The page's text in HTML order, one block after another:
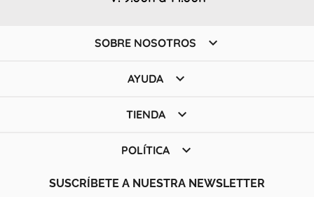
SOBRE NOSOTROS 
AYUDA 
TIENDA 
POLÍTICA 
SUSCRÍBETE A NUESTRA NEWSLETTER